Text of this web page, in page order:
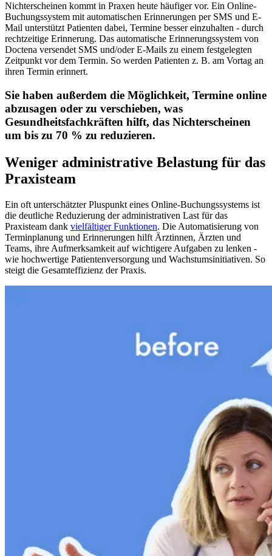
Nichterscheinen kommt in Praxen heute häufiger vor. Ein Online-
Buchungssystem mit automatischen Erinnerungen per SMS und E-
Mail unterstützt Patienten dabei, Termine besser einzuhalten - durch
rechtzeitige Erinnerung. Das automatische Erinnerungssystem von
Doctena versendet SMS und/oder E-Mails zu einem festgelegten
Zeitpunkt vor dem Termin. So werden Patienten z. B. am Vortag an
ihren Termin erinnert.
Sie haben außerdem die Möglichkeit, Termine online
abzusagen oder zu verschieben, was
Gesundheitsfachkräften hilft, das Nichterscheinen
um bis zu 70 % zu reduzieren.
Weniger administrative Belastung für das
Praxisteam
Ein oft unterschätzter Pluspunkt eines Online-Buchungssystems ist
die deutliche Reduzierung der administrativen Last für das
Praxisteam dank vielfältiger Funktionen. Die Automatisierung von
Terminplanung und Erinnerungen hilft Ärztinnen, Ärzten und
Teams, ihre Aufmerksamkeit auf wichtigere Aufgaben zu lenken -
wie hochwertige Patientenversorgung und Wachstumsinitiativen. So
steigt die Gesamteffizienz der Praxis.